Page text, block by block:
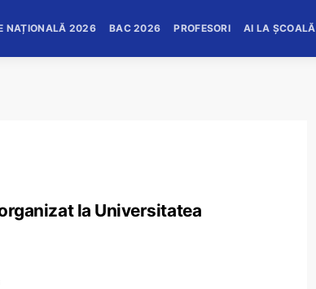
NAȚIONALĂ 2026 BAC 2026 PROFESORI AI LA ȘCOALĂ
la Universitatea